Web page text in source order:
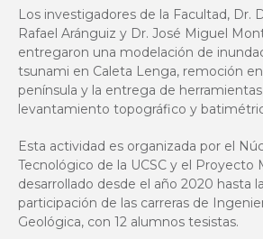
Los investigadores de la Facultad, Dr.
Rafael Aránguiz y Dr. José Miguel
entregaron una modelación de
tsunami en Caleta Lenga, remoción
península y la entrega de
levantamiento topográfico y
Esta actividad es organizada por el
Tecnológico de la UCSC y el Proyecto
desarrollado desde el año 2020 hasta
participación de las carreras de
Geológica, con 12 alumnos tesistas.